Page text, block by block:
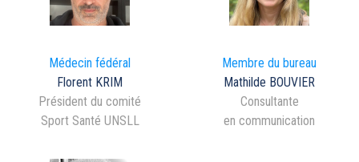
Médecin fédéral
Florent KRIM
Président du comité
Sport Santé UNSLL
Membre du bureau
Mathilde BOUVIER
Consultante
en communication